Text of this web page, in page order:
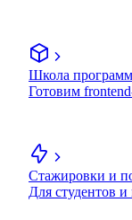
Школа
Готовим
Стажировки и
Для студентов